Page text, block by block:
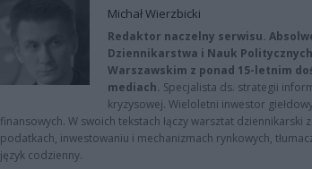
Michał Wierzbicki
Redaktor naczelny serwisu.
Dziennikarstwa i Nauk
Warszawskim z ponad 15-letnim
mediach. Specjalista ds. strategii
kryzysowej. Wieloletni inwestor
finansowych. W swoich tekstach łączy warsztat dziennikarski
podatkach, inwestowaniu i mechanizmach rynkowych,
język codzienny.